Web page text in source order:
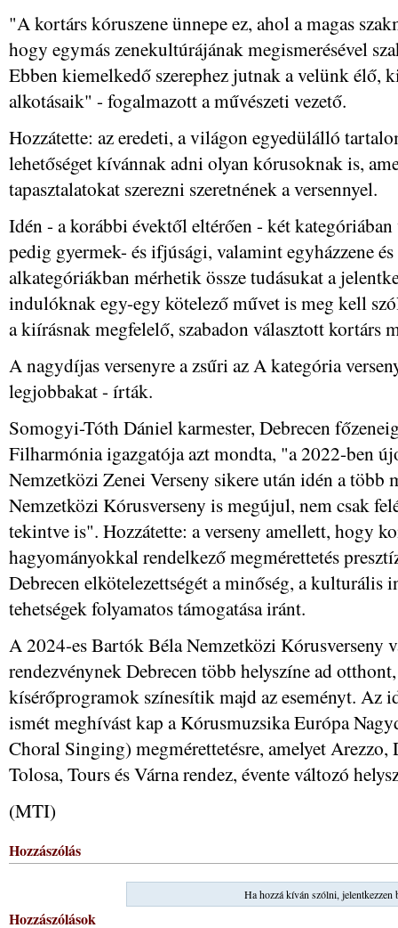
"A kortárs kóruszene ünnepe ez, ahol a magas
hogy egymás zenekultúrájának megismerésével
Ebben kiemelkedő szerephez jutnak a velünk élő,
alkotásaik" - fogalmazott a művészeti vezető.
Hozzátette: az eredeti, a világon egyedülálló
lehetőséget kívánnak adni olyan kórusoknak is,
tapasztalatokat szerezni szeretnének a versennyel.
Idén - a korábbi évektől eltérően - két
pedig gyermek- és ifjúsági, valamint egyházzene
alkategóriákban mérhetik össze tudásukat a
indulóknak egy-egy kötelező művet is meg kell
a kiírásnak megfelelő, szabadon választott kortárs
A nagydíjas versenyre a zsűri az A kategória
legjobbakat - írták.
Somogyi-Tóth Dániel karmester, Debrecen
Filharmónia igazgatója azt mondta, "a 2022-ben
Nemzetközi Zenei Verseny sikere után idén a több
Nemzetközi Kórusverseny is megújul, nem csak
tekintve is". Hozzátette: a verseny amellett, hogy
hagyományokkal rendelkező megmérettetés
Debrecen elkötelezettségét a minőség, a kulturális
tehetségek folyamatos támogatása iránt.
A 2024-es Bartók Béla Nemzetközi Kórusverseny
rendezvénynek Debrecen több helyszíne ad
kísérőprogramok színesítik majd az eseményt. Az
ismét meghívást kap a Kórusmuzsika Európa
Choral Singing) megmérettetésre, amelyet Arezzo,
Tolosa, Tours és Várna rendez, évente változó
(MTI)
Hozzászólás
Ha hozzá kíván szólni, jelentkezzen
Hozzászólások